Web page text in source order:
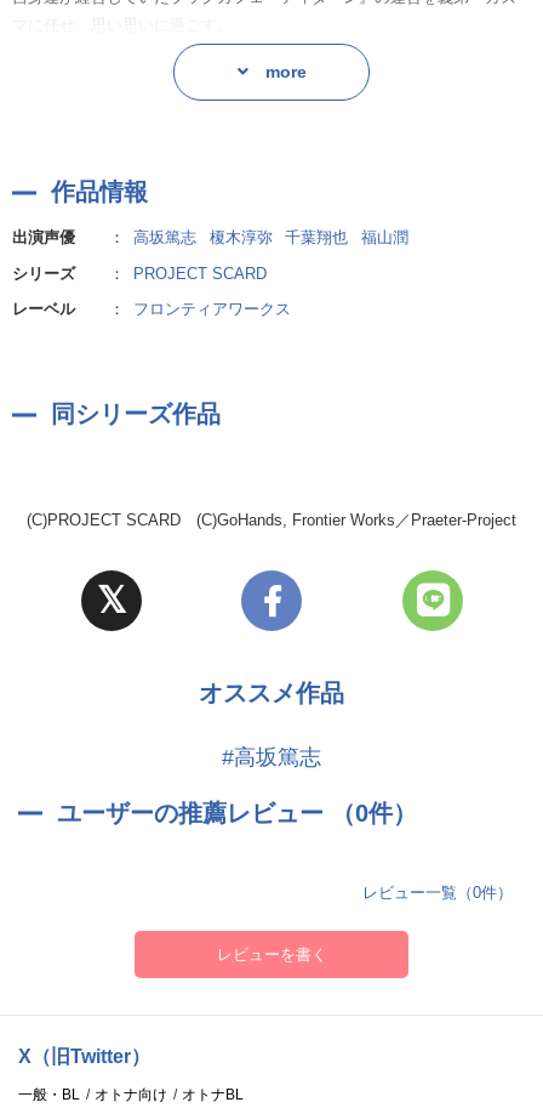
そんないつもの風景も束の間、『暁特区』の外から逃げてきたという親
カガミの迅速かつ的確なサポートを受け、企業に乗り込むエイジ。
エイジのタトゥー『ケルベロス』が牙を剥く!
[ キャスト ]
※高坂さんの「高」の字は機種依存文字の為、代用漢字を使用しており
more
作品情報
出演声優 ： 高坂篤志 榎木淳弥 千葉翔也
福山潤
シリーズ
：
PROJECT SCARD
レーベル
： フロンティアワークス
同シリーズ作品
(C)PROJECT SCARD (C)GoHands, Frontier Works／Praeter-Project
オススメ作品
#高坂篤志
ユーザーの推薦レビュー （0件）
レビュー一覧（0件）
レビューを書く
X（旧Twitter）
一般・BL オトナ向け オトナBL